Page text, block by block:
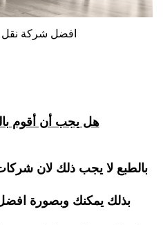
افضل شركة
هل يجب أن أقوم
بالطبع لا يجب ذلك لان
بذلك يمكنك وبصورة افضل